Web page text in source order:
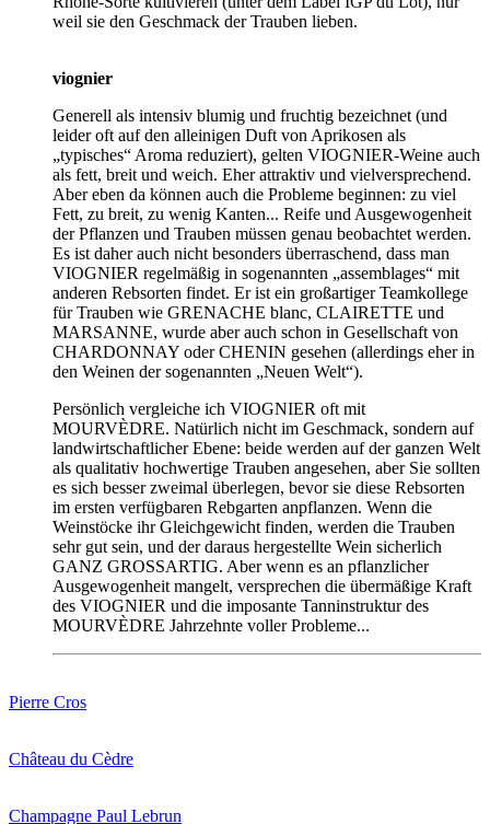
weil sie den Geschmack der Trauben lieben.
viognier
Generell als intensiv blumig und fruchtig bezeichnet (und
leider oft auf den alleinigen Duft von Aprikosen als
„typisches“ Aroma reduziert), gelten VIOGNIER-Weine auch
als fett, breit und weich. Eher attraktiv und vielversprechend.
Aber eben da können auch die Probleme beginnen: zu viel
Fett, zu breit, zu wenig Kanten... Reife und Ausgewogenheit
der Pflanzen und Trauben müssen genau beobachtet werden.
Es ist daher auch nicht besonders überraschend, dass man
VIOGNIER regelmäßig in sogenannten „assemblages“ mit
anderen Rebsorten findet. Er ist ein großartiger Teamkollege
für Trauben wie GRENACHE blanc, CLAIRETTE und
MARSANNE, wurde aber auch schon in Gesellschaft von
CHARDONNAY oder CHENIN gesehen (allerdings eher in
den Weinen der sogenannten „Neuen Welt“).
Persönlich vergleiche ich VIOGNIER oft mit
MOURVÈDRE. Natürlich nicht im Geschmack, sondern auf
landwirtschaftlicher Ebene: beide werden auf der ganzen Welt
als qualitativ hochwertige Trauben angesehen, aber Sie sollten
es sich besser zweimal überlegen, bevor sie diese Rebsorten
im ersten verfügbaren Rebgarten anpflanzen. Wenn die
Weinstöcke ihr Gleichgewicht finden, werden die Trauben
sehr gut sein, und der daraus hergestellte Wein sicherlich
GANZ GROSSARTIG. Aber wenn es an pflanzlicher
Ausgewogenheit mangelt, versprechen die übermäßige Kraft
des VIOGNIER und die imposante Tanninstruktur des
MOURVÈDRE Jahrzehnte voller Probleme...
Pierre Cros
Château du Cèdre
Champagne Paul Lebrun